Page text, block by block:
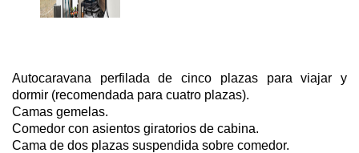
Autocaravana perfilada de cinco plazas para viajar y
dormir (recomendada para cuatro plazas).
Camas gemelas.
Comedor con asientos giratorios de cabina.
Cama de dos plazas suspendida sobre comedor.